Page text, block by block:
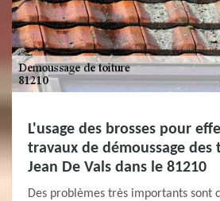
L'usage des brosses pour
travaux de démoussage des
Jean De Vals dans le 81210
Des problèmes très importants sont